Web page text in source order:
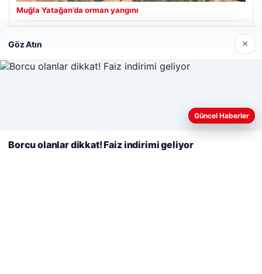
Muğla Yatağan’da orman yangını
deneyiminizi kişiselleştirmek ve geliştirmek amacıyla çerezler
Reddet Kabul Et
Göz Atın ×
Güncel Haberler
Borcu olanlar dikkat! Faiz indirimi geliyor